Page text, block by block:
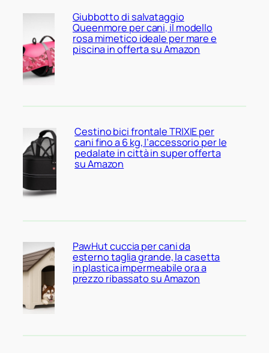
Giubbotto di salvataggio
Queenmore per cani, il modello
rosa mimetico ideale per mare e
piscina in offerta su Amazon
Cestino bici frontale TRIXIE per
cani fino a 6 kg, l’accessorio per le
pedalate in città in super offerta
su Amazon
PawHut cuccia per cani da
esterno taglia grande, la casetta
in plastica impermeabile ora a
prezzo ribassato su Amazon